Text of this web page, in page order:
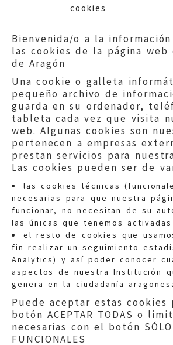
cookies
Bienvenida/o a la
las cookies de la página
de Aragón
Una cookie o galleta
pequeño archivo de
guarda en su ordenador,
tableta cada vez que visita
web. Algunas cookies son
pertenecen a empresas
prestan servicios para
Las cookies pueden ser de
las cookies técnicas
necesarias para que nuestra
funcionar, no necesitan de su
las únicas que tenemos
el resto de cookies que
fin realizar un seguimiento
Analytics) y así poder conocer
aspectos de nuestra Institución
genera en la ciudadanía
Puede aceptar estas cookies
botón ACEPTAR TODAS o
necesarias con el botón SÓLO
FUNCIONALES
Quejas:
Información
Teléfonos:900 210 210